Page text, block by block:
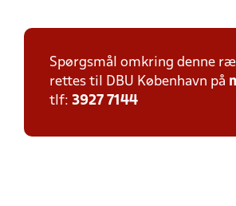
Spørgsmål omkring denne
rettes til DBU København på
tlf: 3927 7144